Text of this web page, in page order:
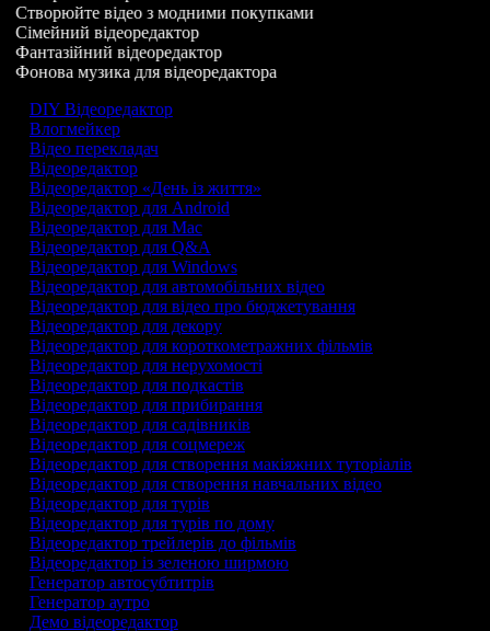
Створюйте відео з модними покупками
Сімейний відеоредактор
Фантазійний відеоредактор
Фонова музика для відеоредактора
DIY Відеоредактор
Влогмейкер
Відео перекладач
Відеоредактор
Відеоредактор «День із життя»
Відеоредактор для Android
Відеоредактор для Mac
Відеоредактор для Q&A
Відеоредактор для Windows
Відеоредактор для автомобільних відео
Відеоредактор для відео про бюджетування
Відеоредактор для декору
Відеоредактор для короткометражних фільмів
Відеоредактор для нерухомості
Відеоредактор для подкастів
Відеоредактор для прибирання
Відеоредактор для садівників
Відеоредактор для соцмереж
Відеоредактор для створення макіяжних туторіалів
Відеоредактор для створення навчальних відео
Відеоредактор для турів
Відеоредактор для турів по дому
Відеоредактор трейлерів до фільмів
Відеоредактор із зеленою ширмою
Генератор автосубтитрів
Генератор аутро
Демо відеоредактор